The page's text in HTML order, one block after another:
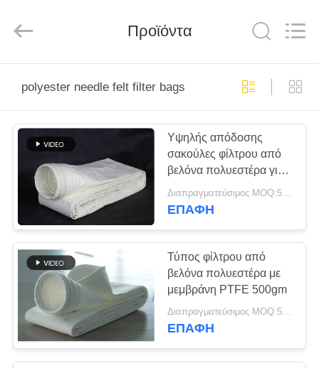
ΠΡΟΪΌΝΤΑ
ΣΧΕΤΙΚΆ
ΕΜΆΣ
ΓΎΡΟΣ
ΕΡΓΟΣΤΑΣΊΩΝ
ΠΟΙΟΤΙΚΌΣ
ΈΛΕΓΧΟΣ
Technology
Co.,Ltd..
Reserved.
Προϊόντα
polyester needle felt filter bags
Υψηλής απόδοσης
σακούλες φίλτρου από
βελόνα πολυεστέρα για
την εξορυκτική
βιομηχανία
Διαπραγματεύσιμος MOQ:50 τεμ
ΕΠΑΦΉ
Τύπος φίλτρου από
βελόνα πολυεστέρα με
μεμβράνη PTFE 500gm
Διαπραγματεύσιμος MOQ:50 τεμ
ΕΠΑΦΉ